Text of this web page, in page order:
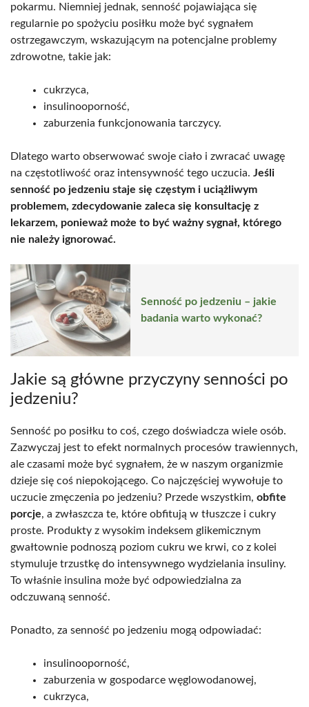
pokarmu. Niemniej jednak, senność pojawiająca się
regularnie po spożyciu posiłku może być sygnałem
ostrzegawczym, wskazującym na potencjalne problemy
zdrowotne, takie jak:
cukrzyca,
insulinooporność,
zaburzenia funkcjonowania tarczycy.
Dlatego warto obserwować swoje ciało i zwracać uwagę
na częstotliwość oraz intensywność tego uczucia. Jeśli
senność po jedzeniu staje się częstym i uciążliwym
problemem, zdecydowanie zaleca się konsultację z
lekarzem, ponieważ może to być ważny sygnał, którego
nie należy ignorować.
Senność po jedzeniu – jakie
badania warto wykonać?
Jakie są główne przyczyny senności po
jedzeniu?
Senność po posiłku to coś, czego doświadcza wiele osób.
Zazwyczaj jest to efekt normalnych procesów trawiennych,
ale czasami może być sygnałem, że w naszym organizmie
dzieje się coś niepokojącego. Co najczęściej wywołuje to
uczucie zmęczenia po jedzeniu? Przede wszystkim, obfite
porcje, a zwłaszcza te, które obfitują w tłuszcze i cukry
proste. Produkty z wysokim indeksem glikemicznym
gwałtownie podnoszą poziom cukru we krwi, co z kolei
stymuluje trzustkę do intensywnego wydzielania insuliny.
To właśnie insulina może być odpowiedzialna za
odczuwaną senność.
Ponadto, za senność po jedzeniu mogą odpowiadać:
insulinooporność,
zaburzenia w gospodarce węglowodanowej,
cukrzyca,